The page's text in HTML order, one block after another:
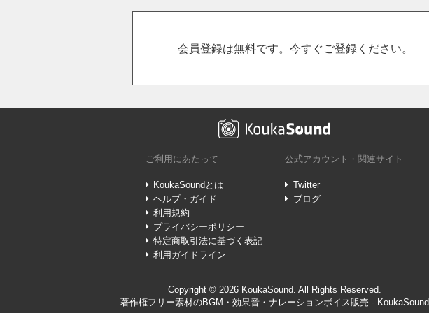
会員登録は無料です。今すぐご登録ください。
ご利用にあたって
KoukaSoundとは
ヘルプ・ガイド
利用規約
プライバシーポリシー
特定商取引法に基づく表記
利用ガイドライン
公式アカウント・関連サイト
Twitter
ブログ
Copyright ©︎ 2026 KoukaSound. All Rights Reserved.
著作権フリー素材のBGM・効果音・ナレーションボイス販売 - KoukaSound